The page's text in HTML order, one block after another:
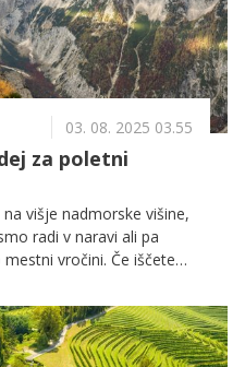
03. 08. 2025 03.55
za poletni
višje nadmorske višine,
radi v naravi ali pa
vročini. Če iščete
predlogov, kam se